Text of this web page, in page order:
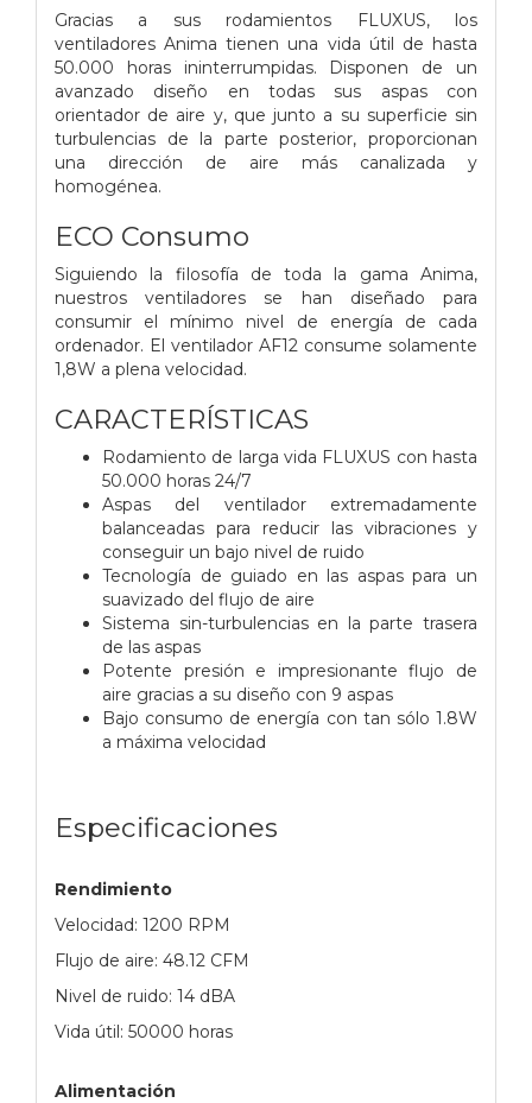
Gracias a sus rodamientos FLUXUS, los
ventiladores Anima tienen una vida útil de hasta
50.000 horas ininterrumpidas. Disponen de un
avanzado diseño en todas sus aspas con
orientador de aire y, que junto a su superficie sin
turbulencias de la parte posterior, proporcionan
una dirección de aire más canalizada y
homogénea.
ECO Consumo
Siguiendo la filosofía de toda la gama Anima,
nuestros ventiladores se han diseñado para
consumir el mínimo nivel de energía de cada
ordenador. El ventilador AF12 consume solamente
1,8W a plena velocidad.
CARACTERÍSTICAS
Rodamiento de larga vida FLUXUS con hasta
50.000 horas 24/7
Aspas del ventilador extremadamente
balanceadas para reducir las vibraciones y
conseguir un bajo nivel de ruido
Tecnología de guiado en las aspas para un
suavizado del flujo de aire
Sistema sin-turbulencias en la parte trasera
de las aspas
Potente presión e impresionante flujo de
aire gracias a su diseño con 9 aspas
Bajo consumo de energía con tan sólo 1.8W
a máxima velocidad
Especificaciones
Rendimiento
Velocidad: 1200 RPM
Flujo de aire: 48.12 CFM
Nivel de ruido: 14 dBA
Vida útil: 50000 horas
Alimentación